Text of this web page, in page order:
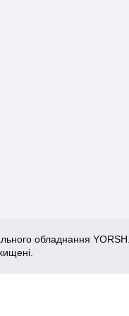
обладнання